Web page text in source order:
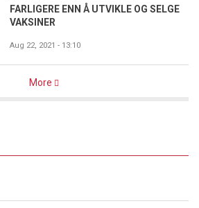
FARLIGERE ENN Å UTVIKLE OG SELGE
VAKSINER
Aug 22, 2021 - 13:10
More